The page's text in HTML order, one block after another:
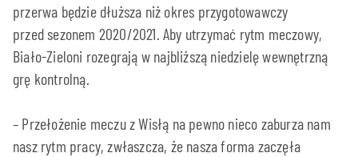
przerwa będzie dłuższa niż okres przygotowawczy
przed sezonem 2020/2021. Aby utrzymać rytm meczowy,
Biało-Zieloni rozegrają w najbliższą niedzielę wewnętrzną
grę kontrolną.
– Przełożenie meczu z Wisłą na pewno nieco zaburza nam
nasz rytm pracy, zwłaszcza, że nasza forma zaczęła